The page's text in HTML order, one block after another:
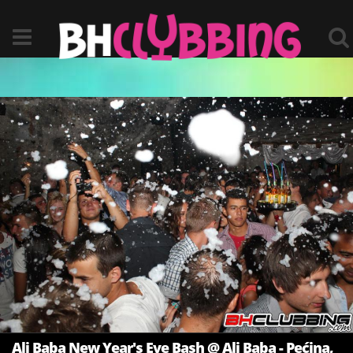
Ali Baba New Year's Eve Bash @ Ali Baba - Pećina,